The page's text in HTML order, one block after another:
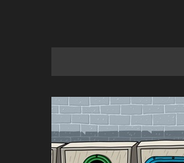
فراخوان رویداد کارگاهی کارتون و
اخبار 6 ماه قبل
تسلیت به همکار | سهراب خیری
اخبار 6 ماه قبل